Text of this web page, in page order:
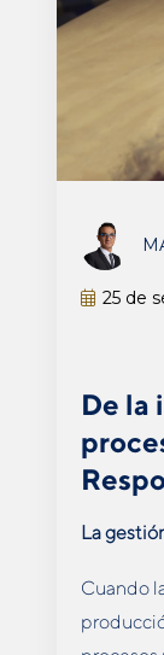
25 de
De la
La
Cuando